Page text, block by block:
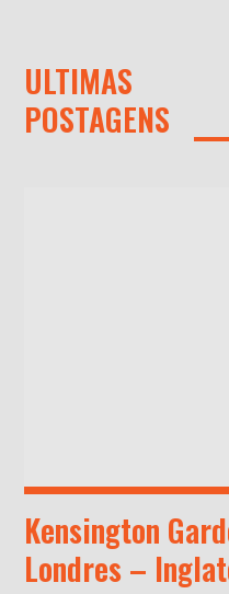
ULTIMAS
POSTAGENS
Kensington
Londres –